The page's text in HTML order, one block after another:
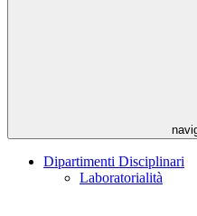
Dipartimenti Disciplinari
Laboratorialità